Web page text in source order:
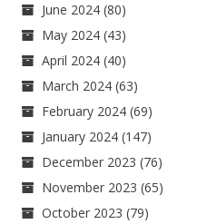
June 2024 (80)
May 2024 (43)
April 2024 (40)
March 2024 (63)
February 2024 (69)
January 2024 (147)
December 2023 (76)
November 2023 (65)
October 2023 (79)